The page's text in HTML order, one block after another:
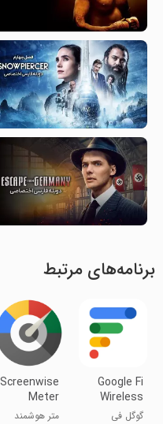
برنامه‌های مرتبط
Google Fi
Wireless
گوگل فی
Screenwise
Meter
متر هوشمند